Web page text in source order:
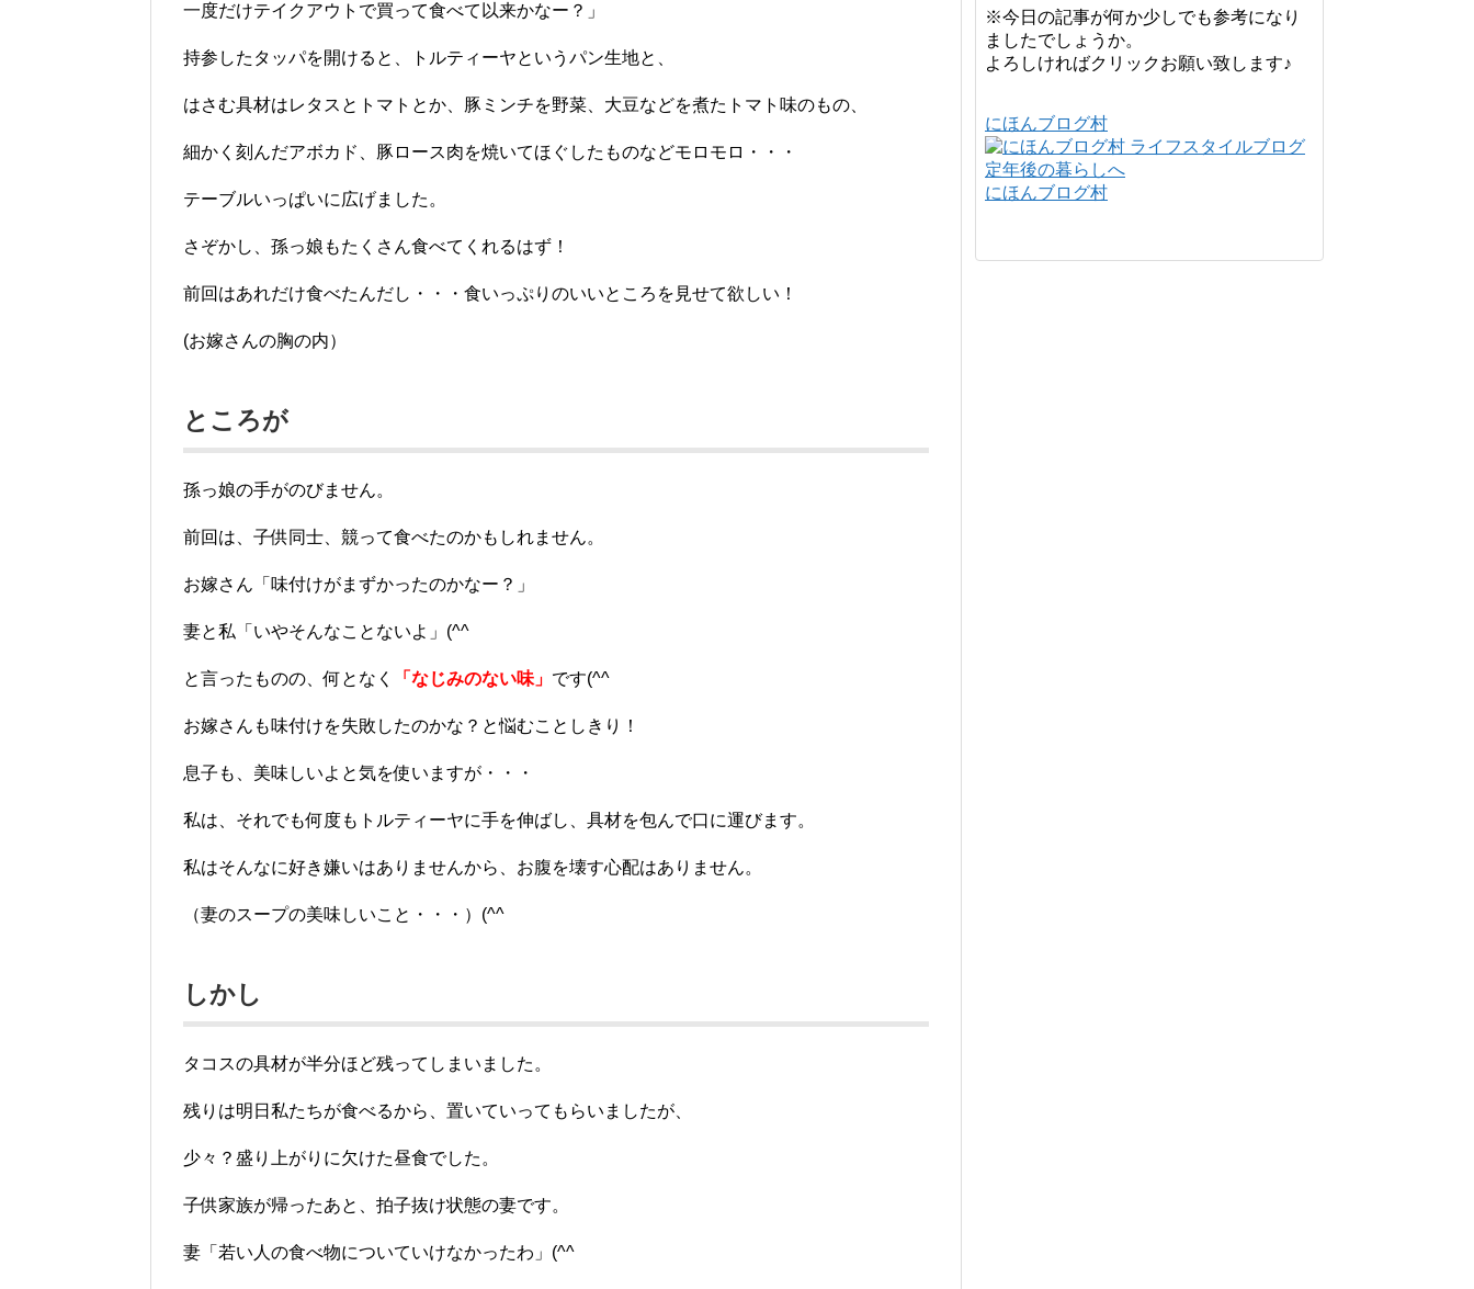
一度だけテイクアウトで買って食べて以来かなー？」
持参したタッパを開けると、トルティーヤというパン生地と、
はさむ具材はレタスとトマトとか、豚ミンチを野菜、大豆などを煮たトマト味のもの、
細かく刻んだアボカド、豚ロース肉を焼いてほぐしたものなどモロモロ・・・
テーブルいっぱいに広げました。
さぞかし、孫っ娘もたくさん食べてくれるはず！
前回はあれだけ食べたんだし・・・食いっぷりのいいところを見せて欲しい！
(お嫁さんの胸の内）
ところが
孫っ娘の手がのびません。
前回は、子供同士、競って食べたのかもしれません。
お嫁さん「味付けがまずかったのかなー？」
妻と私「いやそんなことないよ」(^^ゞ
と言ったものの、何となく 「なじみのない味」 です(^^ゞ
お嫁さんも味付けを失敗したのかな？と悩むことしきり！
息子も、美味しいよと気を使いますが・・・
私は、それでも何度もトルティーヤに手を伸ばし、具材を包んで口に運びます。
私はそんなに好き嫌いはありませんから、お腹を壊す心配はありません。
（妻のスープの美味しいこと・・・）(^^ゞ
しかし
タコスの具材が半分ほど残ってしまいました。
残りは明日私たちが食べるから、置いていってもらいましたが、
少々？盛り上がりに欠けた昼食でした。
子供家族が帰ったあと、拍子抜け状態の妻です。
妻「若い人の食べ物についていけなかったわ」(^^ゞ
※今日の記事が何か少しでも参考になり
ましたでしょうか。
よろしければクリックお願い致します♪
にほんブログ村
にほんブログ村